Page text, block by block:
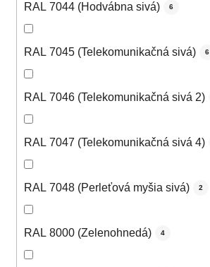
RAL 7044 (Hodvábna sivá) 6
RAL 7045 (Telekomunikačná sivá) 6
RAL 7046 (Telekomunikačná sivá 2)
RAL 7047 (Telekomunikačná sivá 4)
RAL 7048 (Perleťová myšia sivá) 2
RAL 8000 (Zelenohnedá) 4